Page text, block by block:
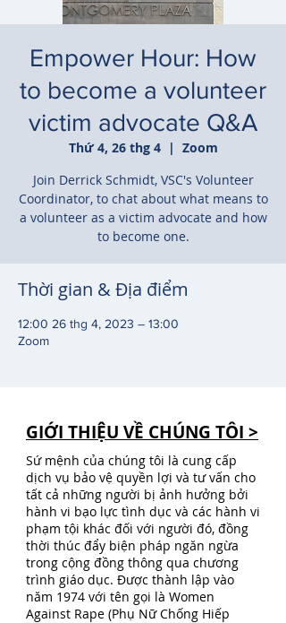
Empower Hour: How
to become a volunteer
victim advocate Q&A
Thứ 4, 26 thg 4
  |
Zoom
Join Derrick Schmidt, VSC's Volunteer
Coordinator, to chat about what means to
a volunteer as a victim advocate and how
to become one.
Thời gian & Địa điểm
12:00 26 thg 4, 2023 – 13:00
Zoom
GIỚI THIỆU VỀ CHÚNG TÔI >
Sứ mệnh của chúng tôi là cung cấp
dịch vụ bảo vệ quyền lợi và tư vấn cho
tất cả những người bị ảnh hưởng bởi
hành vi bạo lực tình dục và các hành vi
phạm tội khác đối với người đó, đồng
thời thúc đẩy biện pháp ngăn ngừa
trong cộng đồng thông qua chương
trình giáo dục. Được thành lập vào
năm 1974 với tên gọi là Women
Against Rape (Phụ Nữ Chống Hiếp